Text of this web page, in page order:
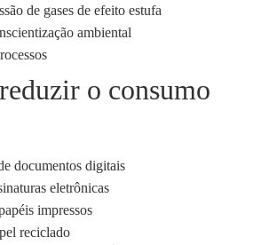
de gases de efeito estufa
ambiental
o consumo
documentos digitais
eletrônicas
impressos
reciclado